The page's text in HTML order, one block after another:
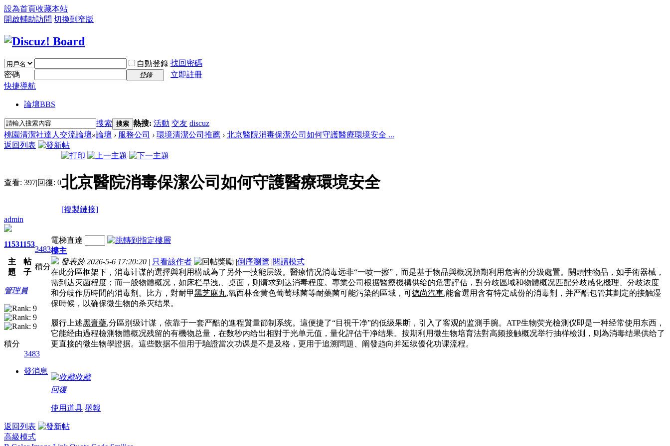
設為首頁收藏本站
開啟輔助訪問 切換到窄版
自動登錄 找回密碼
密碼
登錄
立即註冊
快捷導航
論壇BBS
搜索 搜索 熱搜: 活動 交友 discuz
桃園清潔社達人交流論壇»論壇 › 服務公司 › 環境清潔公司推薦 › 北京醫院消毒保潔公司如何守護醫療環境安全 ...
返回列表
查看: 397|回復: 0北京醫院消毒保潔公司如何守護醫療環境安全
[複製鏈接]
admin
1153
主
題
1153
帖
子
3483
積分
管理員
積分
3483
發消息
電梯直達
樓主
發表於 2026-5-6 17:20:20 | 只看該作者 |倒序瀏覽 |閱讀模式
在此分區框架下，消毒计谋的選擇與利用構成為了另外一技能层级。醫療情况消毒远非“一喷一擦”，而是基于物品與概况預期利用危害的分级處置。關頭性物品，如手術器械，
需到达灭菌程度；而一般物體概况，如床栏早洩,、桌面，则请求到达消毒程度。專業公司根据醫療機構供给的危害評估，對分歧區域和物體概况匹配分歧感化機理、分歧浓度
和分歧作历時間的消毒剂。比方，對耐甲黑芝麻丸,氧西林金黄色葡萄球菌等耐藥菌可能污染的區域，可德尚汽車,能會選用含有特定成份的消毒剂，并严酷包管其劃定的接触湿
保時候，以确保微生物的杀灭结果。
履行上述黑膏藥,分區别级计谋，依靠于一套严酷的進程質量節制系统。這便捷了“目視干净”的低级果断，引入了客观的监測手腕。ATP生物荧光檢測仪即是一种经常使用东西，
它能经由過程檢測物體概况残留的有機物总量，在数秒内给出相對于光单元值，量化評估干净结果。按期利用微生物培育法對高频接触概况举行抽样檢測，则為消毒结果供给了
更直接的微生物學證据。這些数据不但用于驗證當次功课是不是及格，更用于追溯問題、阐發趋向并延续優化功课流程。
收藏
回復
使用道具 舉報
返回列表
高級模式